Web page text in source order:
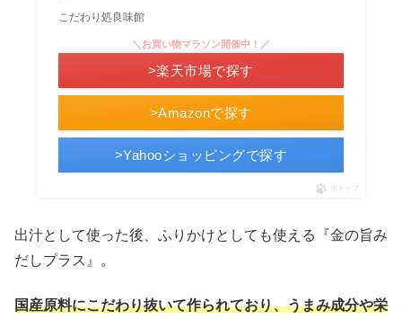
こだわり処良味館
>Amazonで探す
＼お買い物マラソン開催中！／
>楽天市場で探す
>Yahooショッピングで探す
ポチップ
出汁として使った後、ふりかけとしても使える『金の旨み
だしプラス』。
国産原料にこだわり抜いて作られており、うまみ成分や栄